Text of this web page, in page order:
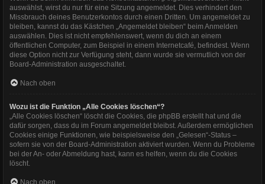
auswählst, wirst du nur für eine Sitzung angemeldet. Dies verhindert den
Missbrauch deines Benutzerkontos durch einen Dritten. Um angemeldet zu
bleiben, kannst du das Kästchen „Angemeldet bleiben“ beim Anmelden
auswählen. Dies ist nicht empfehlenswert, wenn du dich an einem
öffentlichen Computer, zum Beispiel in einem Internetcafé, befindest. Wenn
diese Option nicht zur Verfügung steht, dann wurde sie vermutlich von der
Board-Administration ausgeschaltet.
Nach oben
Wozu ist die Funktion „Alle Cookies löschen“?
„Alle Cookies löschen“ löscht die Cookies, die phpBB erstellt hat und die
dafür sorgen, dass du im Forum angemeldet bleibst. Außerdem ermöglichen
Cookies einige Funktionen, wie beispielsweise den „Gelesen“-Status –
sofern sie von der Board-Administration aktiviert wurden. Wenn du Probleme
bei der An- oder Abmeldung hast, kann es helfen, wenn du die Cookies
löscht.
Nach oben